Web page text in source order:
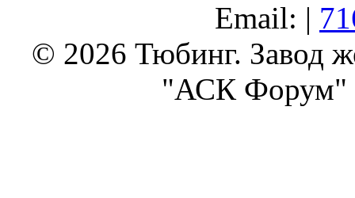
Email: |
© 2026 Тюбинг. Завод
"АСК Форум"